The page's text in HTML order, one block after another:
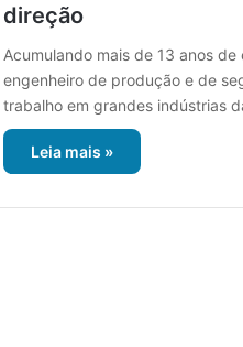
direção
Acumulando mais de 13 anos
engenheiro de produção e de
trabalho em grandes indústrias
Leia mais »